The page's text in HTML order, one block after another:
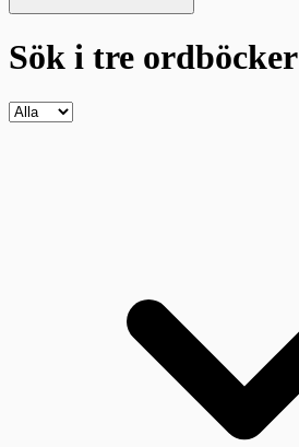
Sök i tre ordböcker